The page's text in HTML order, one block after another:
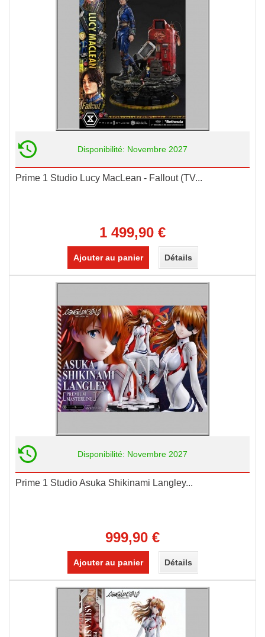
Disponibilité: Novembre 2027
Prime 1 Studio Lucy MacLean - Fallout (TV...
1 499,90 €
Ajouter au panier Détails
Disponibilité: Novembre 2027
Prime 1 Studio Asuka Shikinami Langley...
999,90 €
Ajouter au panier Détails